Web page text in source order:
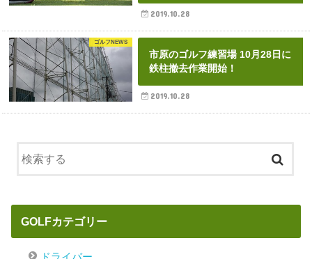
2019.10.28
ゴルフNEWS
市原のゴルフ練習場 10月28日に
鉄柱撤去作業開始！
2019.10.28
GOLFカテゴリー
ドライバー